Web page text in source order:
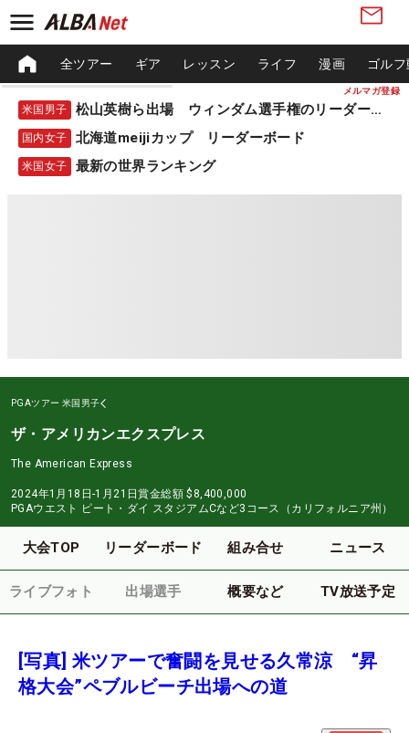
メルマガ登録
全ツアー ギア レッスン ライフ 漫画 ゴル
米国男子 松山英樹ら出場 ウィンダム選手権のリーダーボード
国内女子 北海道meijiカップ リーダーボード
米国女子 最新の世界ランキング
PGAツアー 米国男子
ザ・アメリカンエクスプレス
The American Express
2024年1月18日-1月21日賞金総額 $8,400,000
PGAウエスト ピート・ダイ スタジアムCなど3コース（カリフォルニア州）
大会TOP リーダーボード 組み合せ ニュース
ライブフォト 出場選手 概要など TV放送予定
[写真] 米ツアーで奮闘を見せる久常涼 “昇
格大会”ペブルビーチ出場への道